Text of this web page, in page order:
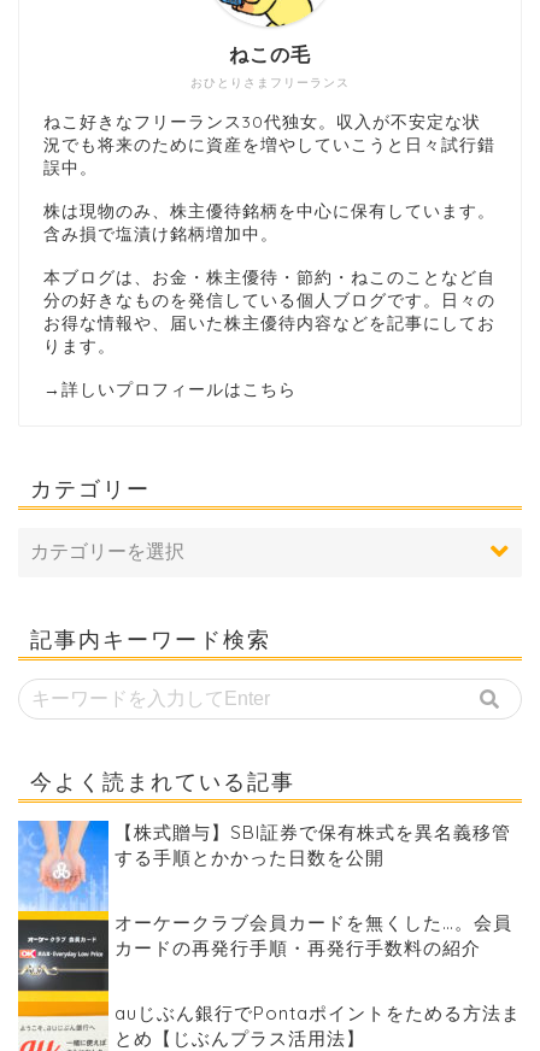
おひとりさまフリーランス
ねこの毛
ねこ好きなフリーランス30代独女。収入が不安定な状
況でも将来のために資産を増やしていこうと日々試行錯
誤中。
株は現物のみ、株主優待銘柄を中心に保有しています。
含み損で塩漬け銘柄増加中。
本ブログは、お金・株主優待・節約・ねこのことなど自
分の好きなものを発信している個人ブログです。日々の
お得な情報や、届いた株主優待内容などを記事にしてお
ります。
→ 詳しいプロフィールはこちら
カテゴリー
記事内キーワード検索
今よく読まれている記事
【株式贈与】SBI証券で保有株式を異名義移管
する手順とかかった日数を公開
オーケークラブ会員カードを無くした…。会員
カードの再発行手順・再発行手数料の紹介
auじぶん銀行でPontaポイントをためる方法ま
とめ【じぶんプラス活用法】